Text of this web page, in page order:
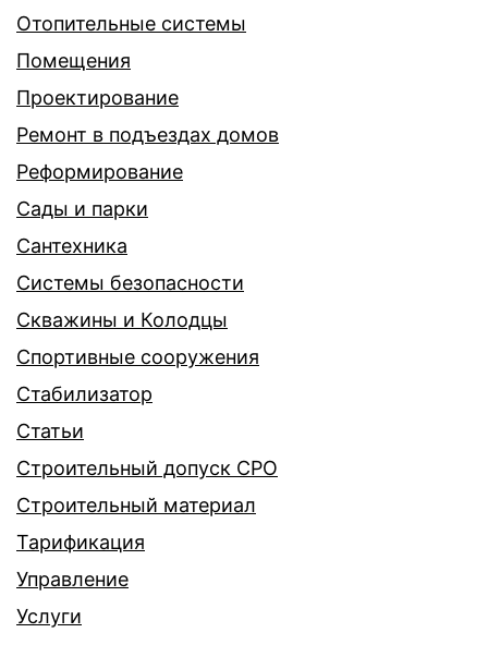
Отопительные системы
Помещения
Проектирование
Ремонт в подъездах домов
Реформирование
Сады и парки
Сантехника
Системы безопасности
Скважины и Колодцы
Спортивные сооружения
Стабилизатор
Статьи
Строительный допуск СРО
Строительный материал
Тарификация
Управление
Услуги